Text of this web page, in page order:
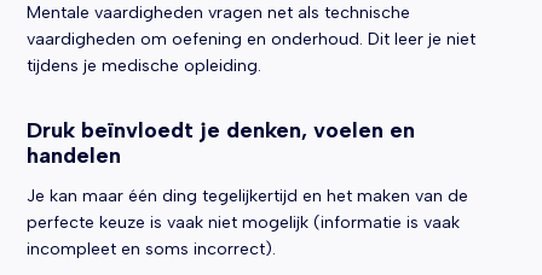
Mentale vaardigheden vragen net als technische
vaardigheden om oefening en onderhoud. Dit leer je niet
tijdens je medische opleiding.
Druk beïnvloedt je denken, voelen en
handelen
Je kan maar één ding tegelijkertijd en het maken van de
perfecte keuze is vaak niet mogelijk (informatie is vaak
incompleet en soms incorrect).